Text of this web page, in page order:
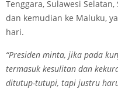
Tenggara, Sulawesi
dan kemudian ke Maluku,
hari.
“Presiden minta, jika pada
termasuk kesulitan dan
ditutup-tutupi, tapi justru